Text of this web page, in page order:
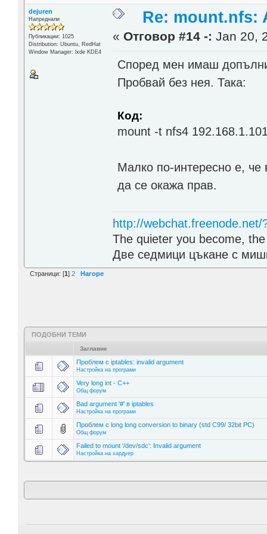
dejuren
Напреднали
Публикации: 1025
Distribution: Ubuntu, RedHat
Window Manager: lxde KDE4
Re: mount.nfs:
« Отговор #14 -: Jan 20,
Според мен имаш
Пробвай без нея. Така:
Код:
mount -t nfs4
Малко по-интересно е,
да се окажа прав.
http://webchat.freenode.net/
The quieter you become,
Две седмици цъкане с
Страници: [1] 2 Нагоре
ПОДОБНИ ТЕМИ
Заглавие
Проблем с iptables: invalid argument
Настройка на програми
Very long int - C++
Общ форум
Bad argument '#' в iptables
Настройка на програми
Проблем с long long conversion to binary (std C99/ 32bit PC)
Общ форум
Failed to mount '/dev/sdc': Invalid argument
Настройка на хардуер